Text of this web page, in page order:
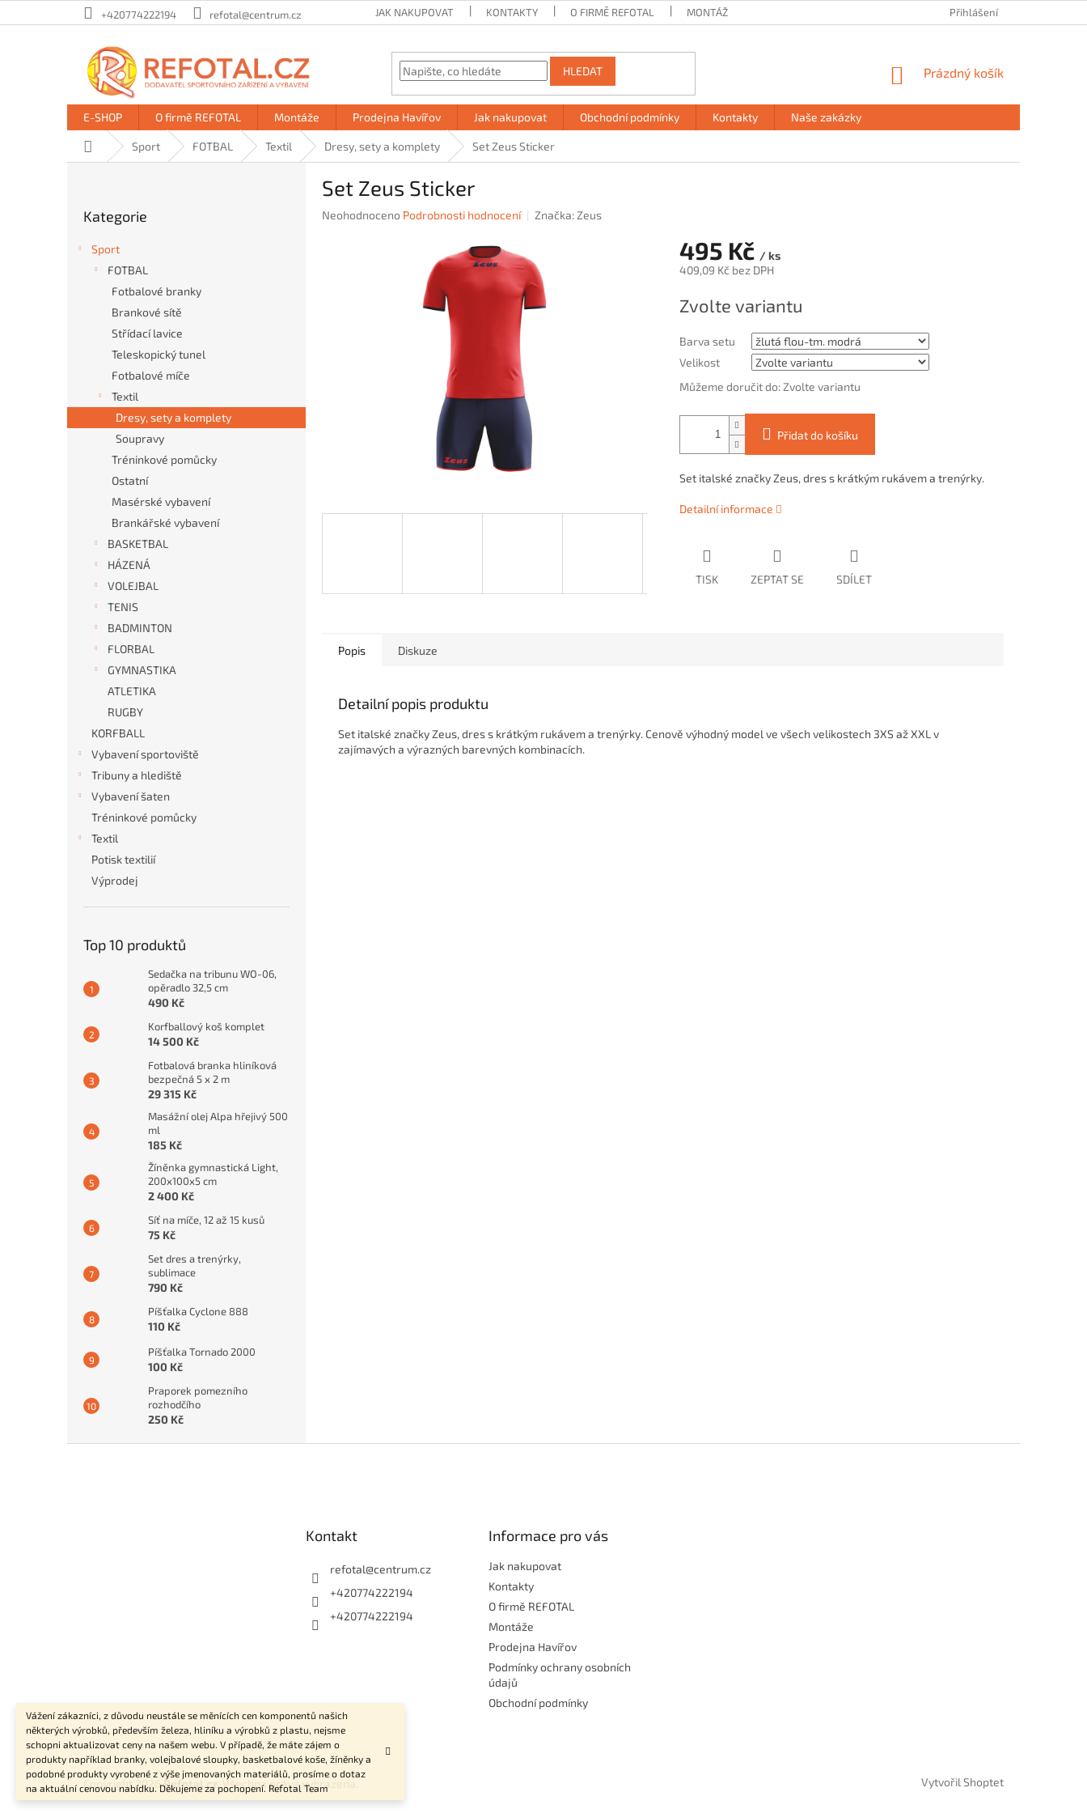
na
Vážení zákazníci, z důvodu neustále se měnících cen komponentů našich
některých výrobků, především železa, hliníku a výrobků z plastu, nejsme
schopni aktualizovat ceny na našem webu. V případě, že máte zájem o
produkty například branky, volejbalové sloupky, basketbalové koše, žíněnky a
podobné produkty vyrobené z výše jmenovaných materiálů, prosíme o dotaz
na aktuální cenovou nabídku. Děkujeme za pochopení. Refotal Team
+420774222194 refotal@centrum.cz JAK NAKUPOVAT KONTAKTY O FIRMĚ REFOTAL MONTÁŽE PODMÍNKY OCHRANY OSOBNÍCH ÚDAJŮ
Přihlášení
HLEDAT
NÁKUPNÍ
Prázdný košík
E-SHOP O firmě REFOTAL Montáže Prodejna Havířov Jak nakupovat Obchodní podmínky Kontakty Naše zakázky
Domů Sport FOTBAL Textil Dresy, sety a komplety Set Zeus Sticker
l
kategorie
Kategorie
Sport
FOTBAL
Fotbalové branky
Brankové sítě
Střídací lavice
Teleskopický tunel
Fotbalové míče
Textil
Dresy, sety a komplety
Soupravy
Tréninkové pomůcky
Ostatní
Masérské vybavení
Brankářské vybavení
BASKETBAL
HÁZENÁ
VOLEJBAL
TENIS
BADMINTON
FLORBAL
GYMNASTIKA
ATLETIKA
RUGBY
KORFBALL
Vybavení sportoviště
Tribuny a hlediště
Vybavení šaten
Tréninkové pomůcky
Textil
Potisk textilií
Výprodej
Top 10 produktů
Sedačka na tribunu WO-06,
opěradlo 32,5 cm
490 Kč
Korfballový koš komplet
14 500 Kč
Fotbalová branka hliníková
bezpečná 5 x 2 m
29 315 Kč
Masážní olej Alpa hřejivý 500
ml
185 Kč
Žíněnka gymnastická Light,
200x100x5 cm
2 400 Kč
Síť na míče, 12 až 15 kusů
75 Kč
Set dres a trenýrky,
sublimace
790 Kč
Píšťalka Cyclone 888
110 Kč
Píšťalka Tornado 2000
100 Kč
Praporek pomezního
rozhodčího
250 Kč
Set Zeus Sticker
Průměrné
Neohodnoceno Podrobnosti hodnocení Značka:Zeus
495 Kč / ks
409,09 Kč bez DPH
cena:
Zvolte variantu
Barva setu
Velikost
Můžeme doručit do: Zvolte variantu
Přidat do košíku
Set italské značky Zeus, dres s krátkým rukávem a trenýrky.
Detailní informace
TISK ZEPTAT SE SDÍLET
Popis Diskuze
Detailní popis produktu
Set italské značky Zeus, dres s krátkým rukávem a trenýrky. Cenově výhodný model ve všech velikostech 3XS až XXL v
zajímavých a výrazných barevných kombinacích.
Kontakt
refotal@centrum.cz
+420774222194
+420774222194
Informace pro vás
Jak nakupovat
Kontakty
O firmě REFOTAL
Montáže
Prodejna Havířov
Podmínky ochrany osobních
údajů
Obchodní podmínky
Vytvořil Shoptet
Copyright 2026Refotal.cz . Všechna práva vyhrazena.